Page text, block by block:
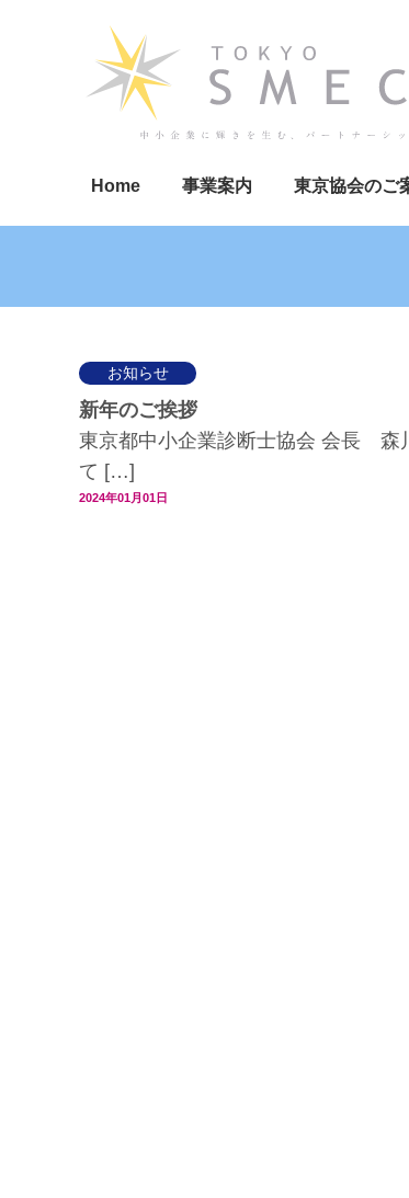
Home 事業案内 東京協会のご
お知らせ
新年のご挨拶
東京都中小企業診断士協会 会長 森
て […]
2024年01月01日